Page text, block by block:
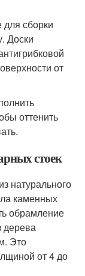
сборки
Доски
от
оттенить
стоек
натурального
каменных
обрамление
дерева
Это
от 4 до